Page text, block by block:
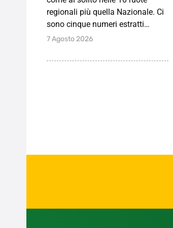
regionali più quella Nazionale. Ci
sono cinque numeri estratti…
7 Agosto 2026